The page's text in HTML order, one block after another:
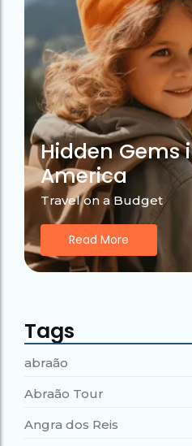
Hidden Gems
America
Travel on a Budget
Read More
Tags
abraão
Abraão Tour
Angra dos Reis